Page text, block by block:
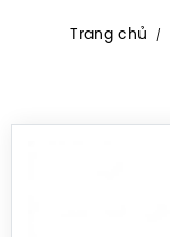
Trang chủ /